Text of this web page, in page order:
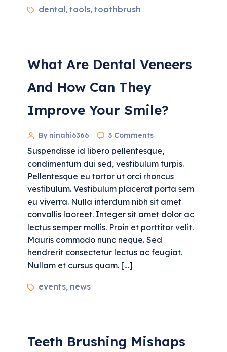
dental,tools,toothbrush
What Are Dental Veneers
And How Can They
Improve Your Smile?
By ninahi6366 3 Comments
Suspendisse id libero pellentesque,
condimentum dui sed, vestibulum turpis.
Pellentesque eu tortor ut orci rhoncus
vestibulum. Vestibulum placerat porta sem
eu viverra. Nulla interdum nibh sit amet
convallis laoreet. Integer sit amet dolor ac
lectus semper mollis. Proin et porttitor velit.
Mauris commodo nunc neque. Sed
hendrerit consectetur lectus ac feugiat.
Nullam et cursus quam. […]
events, news
Teeth Brushing Mishaps